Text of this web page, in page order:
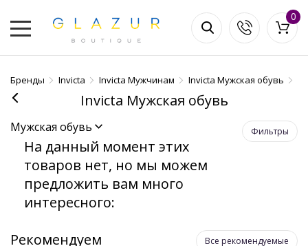
0
Бренды Invicta Invicta Мужчинам Invicta Мужская обувь
Мужская обувь
Invicta Мужская обувь
Фильтры
На данный момент этих
товаров нет, но мы можем
предложить вам много
интересного:
Все рекомендуемые
Рекомендуем